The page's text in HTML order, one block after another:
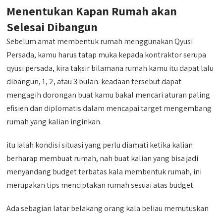
Menentukan Kapan Rumah akan
Selesai Dibangun
Sebelum amat membentuk rumah menggunakan Qyusi
Persada, kamu harus tatap muka kepada kontraktor serupa
qyusi persada, kira taksir bilamana rumah kamu itu dapat lalu
dibangun, 1, 2, atau 3 bulan. keadaan tersebut dapat
mengagih dorongan buat kamu bakal mencari aturan paling
efisien dan diplomatis dalam mencapai target mengembang
rumah yang kalian inginkan.
itu ialah kondisi situasi yang perlu diamati ketika kalian
berharap membuat rumah, nah buat kalian yang bisa jadi
menyandang budget terbatas kala membentuk rumah, ini
merupakan tips menciptakan rumah sesuai atas budget.
Ada sebagian latar belakang orang kala beliau memutuskan